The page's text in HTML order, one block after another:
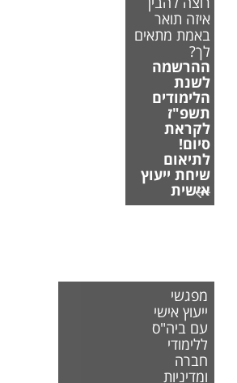
איזה תואר
באמת מתאים
לך?
ההרשמה
לשנת
הלימודים
תשפ"ז
לקראת
סיום!
לתיאום
שיחת ייעוץ
אישית
מפגשי
ייעוץ אישי
עם ביה"ס
ללימודי
חברה
ומדיניות